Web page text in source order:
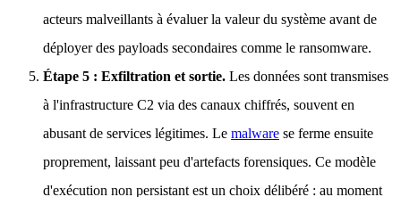
acteurs malveillants à évaluer la valeur du système avant de
déployer des payloads secondaires comme le ransomware.
Étape 5 : Exfiltration et sortie. Les données sont transmises
à l'infrastructure C2 via des canaux chiffrés, souvent en
abusant de services légitimes. Le malware se ferme ensuite
proprement, laissant peu d'artefacts forensiques. Ce modèle
d'exécution non persistant est un choix délibéré : au moment